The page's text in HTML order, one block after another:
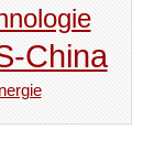
China